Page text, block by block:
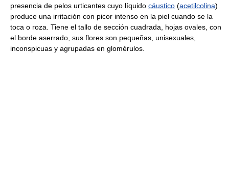
presencia de pelos urticantes cuyo líquido cáustico (acetilcolina)
produce una irritación con picor intenso en la piel cuando se la
toca o roza. Tiene el tallo de sección cuadrada, hojas ovales, con
el borde aserrado, sus flores son pequeñas, unisexuales,
inconspicuas y agrupadas en glomérulos.